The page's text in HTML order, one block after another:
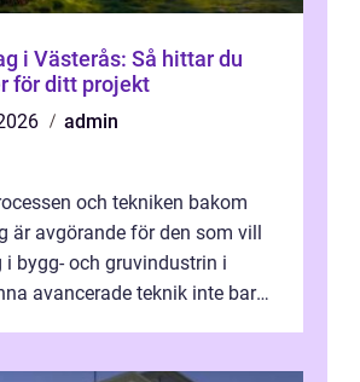
i Västerås: Så hittar du
för ditt projekt
admin
och tekniken bakom
är avgörande för den som vill
bygg- och gruvindustrin i
avancerade teknik inte bara